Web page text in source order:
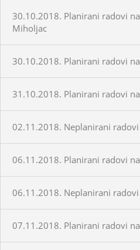
30.10.2018. Planirani radovi
Miholjac
30.10.2018. Planirani radovi
31.10.2018. Planirani radovi
02.11.2018. Neplanirani
06.11.2018. Planirani radovi
06.11.2018. Neplanirani
07.11.2018. Planirani radovi